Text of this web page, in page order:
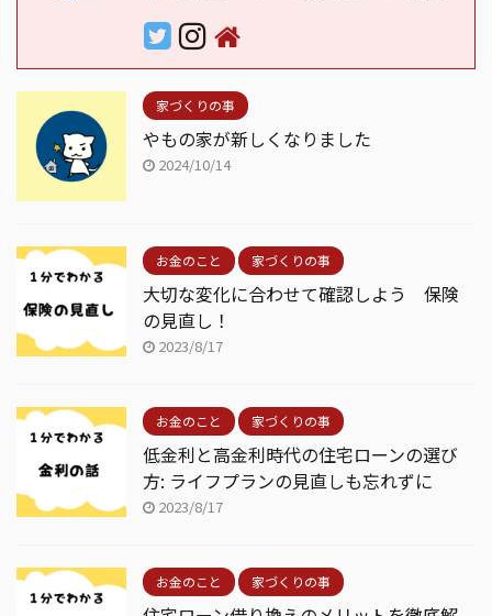
家づくりの事
やもの家が新しくなりました
2024/10/14
お金のこと 家づくりの事
大切な変化に合わせて確認しよう 保険
の見直し！
2023/8/17
お金のこと 家づくりの事
低金利と高金利時代の住宅ローンの選び
方: ライフプランの見直しも忘れずに
2023/8/17
お金のこと 家づくりの事